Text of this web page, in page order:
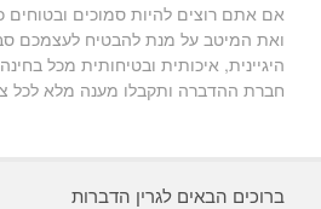
אם אתם רוצים להיות סמוכים
ואת המיטב על מנת להבטיח לעצמכם
היגיינית, איכותית ובטיחותית מכל
חברת ההדברה ותקבלו מענה מלא לכל
ברוכים הבאים לגרין הדברות